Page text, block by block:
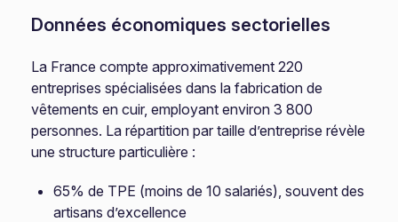
Données économiques sectorielles
La France compte approximativement 220
entreprises spécialisées dans la fabrication de
vêtements en cuir, employant environ 3 800
personnes. La répartition par taille d’entreprise révèle
une structure particulière :
65% de TPE (moins de 10 salariés), souvent des
artisans d’excellence